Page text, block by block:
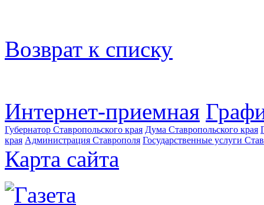
Возврат к списку
Интернет-приемная
Губернатор Ставропольского края Дума Ставропольского края
края Администрация Ставрополя Государственные услуги
Карта сайта